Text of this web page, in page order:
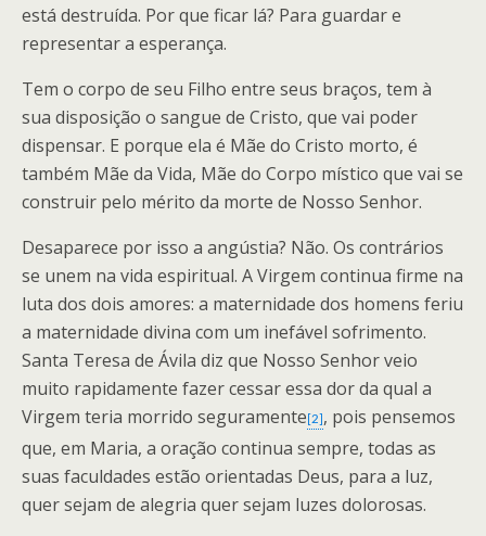
está destruída. Por que ficar lá? Para guardar e
representar a esperança.
Tem o corpo de seu Filho entre seus braços, tem à
sua disposição o sangue de Cristo, que vai poder
dispensar. E porque ela é Mãe do Cristo morto, é
também Mãe da Vida, Mãe do Corpo místico que vai se
construir pelo mérito da morte de Nosso Senhor.
Desaparece por isso a angústia? Não. Os contrários
se unem na vida espiritual. A Virgem continua firme na
luta dos dois amores: a maternidade dos homens feriu
a maternidade divina com um inefável sofrimento.
Santa Teresa de Ávila diz que Nosso Senhor veio
muito rapidamente fazer cessar essa dor da qual a
Virgem teria morrido seguramente [2] , pois pensemos
que, em Maria, a oração continua sempre, todas as
suas faculdades estão orientadas Deus, para a luz,
quer sejam de alegria quer sejam luzes dolorosas.